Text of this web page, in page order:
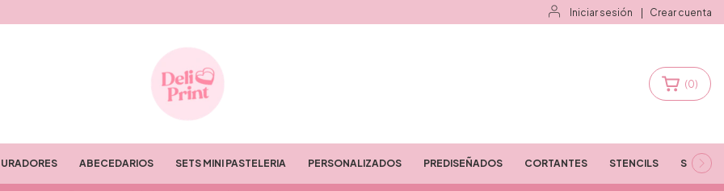
Iniciar sesión Crear cuenta
(0)
ABECEDARIOS SETS MINI PASTELERIA PERSONALIZADOS PREDISEÑADOS CORTANTES STENCILS STAMPS